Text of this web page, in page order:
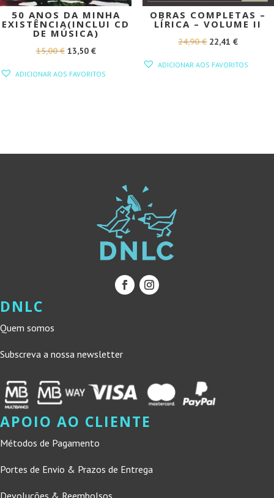
50 ANOS DA MINHA
EXISTÊNCIA(INCLUI CD
DE MÚSICA)
15,00€ O
13,50 €O
ADICIONAR AOS FAVORITOS
OBRAS COMPLETAS –
LÍRICA – VOLUME II
24,90€ O
22,41€O
ADICIONAR AOS FAVORITOS
DNLC
Quem somos
Subscreva a nossa newsletter
APOIO AO CLIENTE
Métodos de Pagamento
Portes de Envio & Prazos de Entrega